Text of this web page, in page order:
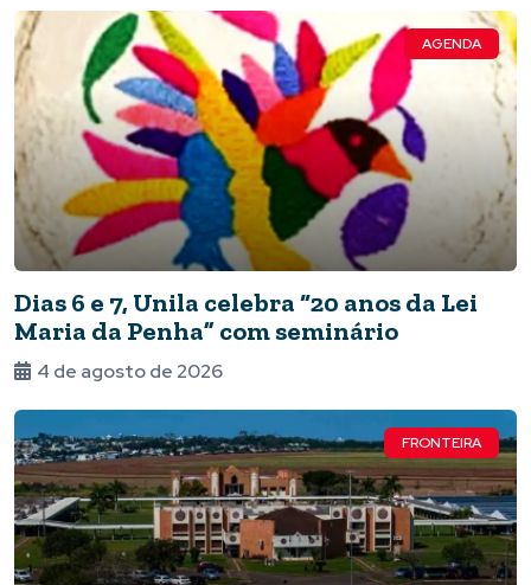
AGENDA
Dias 6 e 7, Unila celebra “20 anos da Lei
Maria da Penha” com seminário
4 de agosto de 2026
FRONTEIRA